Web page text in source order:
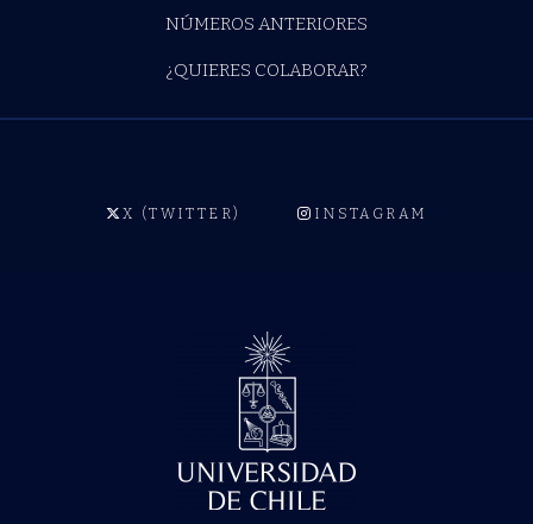
NÚMEROS ANTERIORES
¿QUIERES COLABORAR?
X (TWITTER) INSTAGRAM